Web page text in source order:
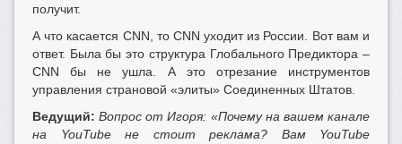
получит.
А что касается CNN, то CNN уходит из России. Вот вам и
ответ. Была бы это структура Глобального Предиктора –
CNN бы не ушла. А это отрезание инструментов
управления страновой «элиты» Соединенных Штатов.
Ведущий:Вопрос от Игоря: «Почему на вашем канале
на YouTube не стоит реклама? Вам YouTube